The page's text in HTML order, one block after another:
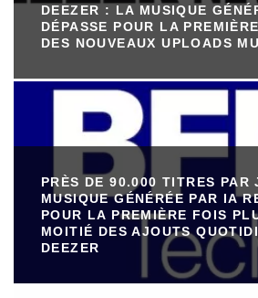
DEEZER : LA MUSIQUE
DÉPASSE POUR LA
DES NOUVEAUX UPLOADS
PRÈS DE 90.000 TITRES PAR
MUSIQUE GÉNÉRÉE PAR IA
POUR LA PREMIÈRE FOIS
MOITIÉ DES AJOUTS
DEEZER